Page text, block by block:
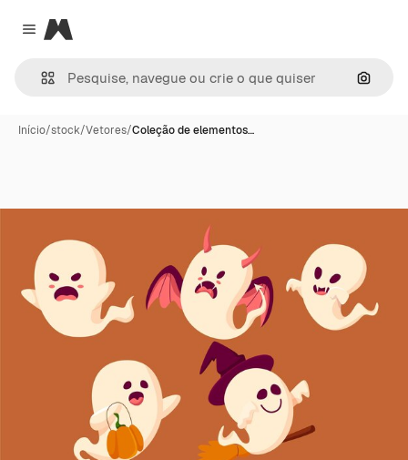
Close menu
Magnific
Início/stock/Vetores/Coleção de elementos…